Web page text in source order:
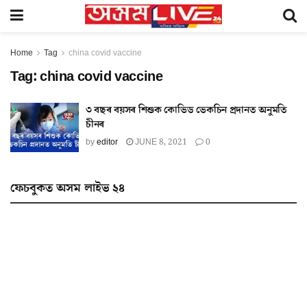
Home Tag china covid vaccine
Tag:china covid vaccine
৩ বছৰ বয়সৰ শিশুক কোভিড ভেকচিন প্ৰদানত অনুমতি
চীনৰ
byeditor JUNE 8, 2021 0
ফেচবুকত অসম লাইভ ২৪